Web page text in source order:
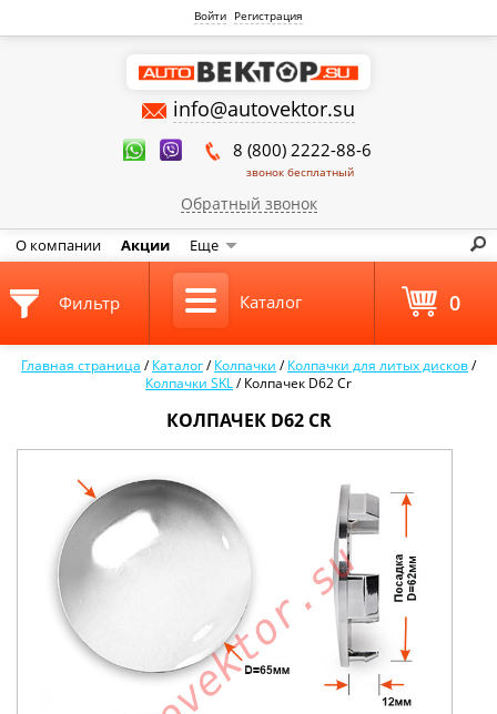
Войти Регистрация
info@autovektor.su
8 (800) 2222-88-6
звонок бесплатный
Обратный звонок
О компании Акции Еще
Главная страница /Каталог/Колпачки /Колпачки для литых дисков/
Колпачки SKL/Колпачек D62 Cr
КОЛПАЧЕК D62 CR
Фильтр Каталог 0